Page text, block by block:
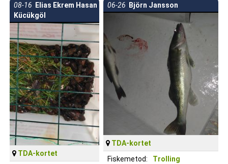
08-16 Elias Ekrem Hasan
Kücükgöl
TDA-kortet
06-26 Björn Jansson
TDA-kortet
Fiskemetod:
Trolling